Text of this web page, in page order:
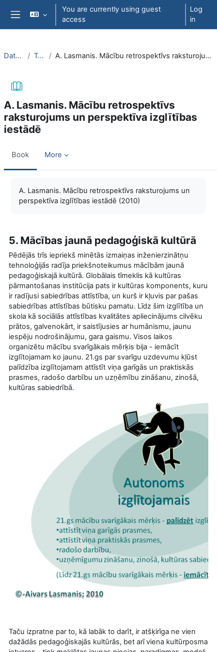
Skip to main content
You are currently using guest
access
Log
in
DatZT003 Topic 1 A. Lasmanis. Mācību retrospektīvs raksturojums un perspektīva izglītības iestādē
A. Lasmanis. Mācību retrospektīvs
raksturojums un perspektīva izglītības
iestādē
Book More
A. Lasmanis. Mācību retrospektīvs raksturojums un
perspektīva izglītības iestādē (2010)
5. Mācības jaunā pedagoģiskā kultūrā
Pēdējās trīs iepriekš minētās izmaiņas inženierzinātņu
tehnoloģijās radīja priekšnoteikumus mācībām jaunā
pedagoģiskajā kultūrā. Globālais tīmeklis kā kultūras
pārmantošanas institūcija pats ir kultūras komponents, kuru
ir radījusi sabiedrības attīstība, un kurš ir kļuvis par pašas
sabiedrības attīstības būtisku pamatu. Līdz šim izglītība un
skola kā sociālās attīstības kvalitātes apliecinājums cilvēku
prātos, galvenokārt, ir saistījusies ar humānismu, jaunu
iespēju nodrošinājumu, gara gaismu. Visos laikos
organizētu mācību svarīgākais mērķis bija - iemācīt
izglītojamam ko jaunu. 21.gs par svarīgu uzdevumu kļūst
palīdzība izglītojamam attīstīt viņa garīgās un praktiskās
prasmes, radošo darbību un uzņēmību zināšanu, zinošā,
kultūras sabiedrībā.
Taču izpratne par to, kā labāk to darīt, ir atšķirīga ne vien
dažādās pedagoģiskajās kultūrās, bet arī viena kultūrposma